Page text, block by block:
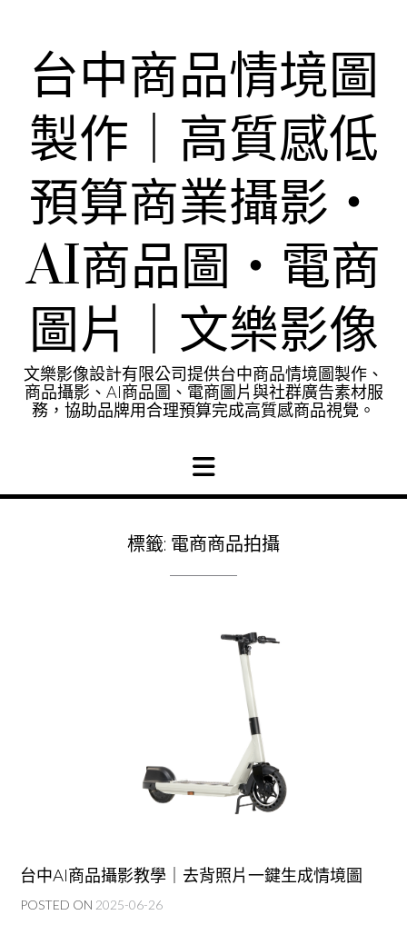
台中商品情境圖
製作｜高質感低
預算商業攝影・
AI商品圖・電商
圖片｜文樂影像
文樂影像設計有限公司提供台中商品情境圖製作、
商品攝影、AI商品圖、電商圖片與社群廣告素材服
務，協助品牌用合理預算完成高質感商品視覺。
標籤: 電商商品拍攝
台中AI商品攝影教學｜去背照片一鍵生成情境圖
POSTED ON 2025-06-26